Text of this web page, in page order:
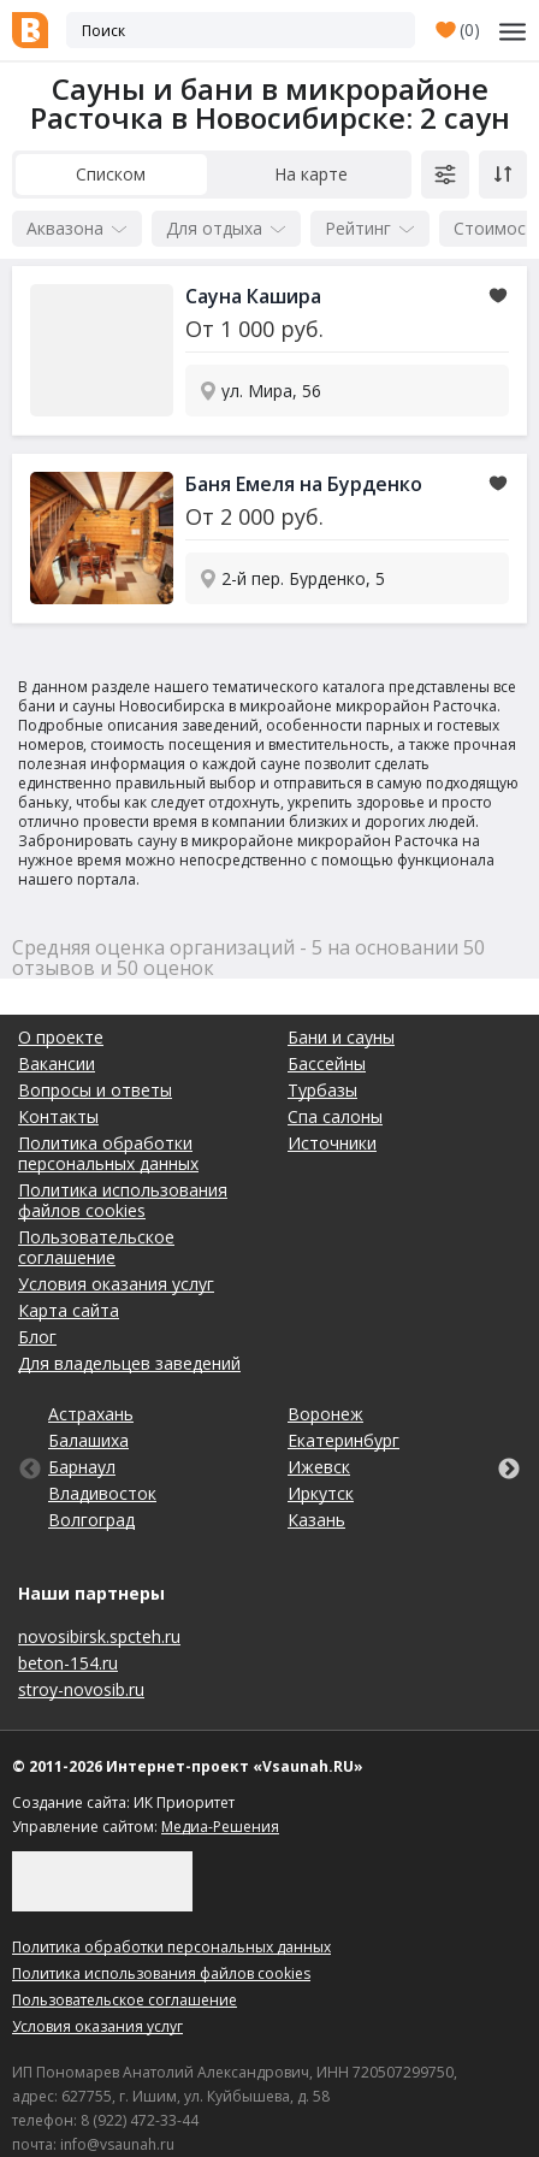
(0)
Сауны и бани в микрорайоне
Расточка в Новосибирске: 2 саун
Списком На карте
Аквазона Для отдыха Рейтинг
Сауна Кашира
От 1 000 руб.
ул. Мира, 56
Баня Емеля на Бурденко
От 2 000 руб.
2-й пер. Бурденко, 5
В данном разделе нашего тематического каталога представлены все
бани и сауны Новосибирска в микроайоне микрорайон Расточка.
Подробные описания заведений, особенности парных и гостевых
номеров, стоимость посещения и вместительность, а также прочная
полезная информация о каждой сауне позволит сделать
единственно правильный выбор и отправиться в самую подходящую
баньку, чтобы как следует отдохнуть, укрепить здоровье и просто
отлично провести время в компании близких и дорогих людей.
Забронировать сауну в микрорайоне микрорайон Расточка на
нужное время можно непосредственно с помощью функционала
нашего портала.
Средняя оценка организаций - 5 на основании 50
отзывов и 50 оценок
О проекте
Вакансии
Вопросы и ответы
Контакты
Политика обработки
персональных данных
Политика использования
файлов cookies
Пользовательское
соглашение
Условия оказания услуг
Карта сайта
Блог
Для владельцев заведений
Бани и сауны
Бассейны
Турбазы
Спа салоны
Источники
Астрахань
Балашиха
Барнаул
Владивосток
Волгоград
Воронеж
Екатеринбург
Ижевск
Иркутск
Казань
Калининград
Кемерово
Киров
Краснодар
Красноярск
Липецк
Махачкала
Москва
Набережные Челны
Нижний Новгород
Омск
Оренбург
Пенза
Пермь
Ростов-на-Дону
Рязань
Самара
Санкт-Петербург
Саратов
Ставрополь
Тольятти
Томск
Тула
Тюмень
Ульяновск
Уфа
Хабаровск
Чебоксары
Челябинск
Ярославль
Наши партнеры
novosibirsk.spcteh.ru
beton-154.ru
stroy-novosib.ru
© 2011-2026 Интернет-проект «Vsaunah.RU»
Создание сайта: ИК Приоритет
Управление сайтом: Медиа-Решения
Политика обработки персональных данных
Политика использования файлов cookies
Пользовательское соглашение
Условия оказания услуг
ИП Пономарев Анатолий Александрович, ИНН 720507299750,
адрес: 627755, г. Ишим, ул. Куйбышева, д. 58
телефон: 8 (922) 472-33-44
почта: info@vsaunah.ru